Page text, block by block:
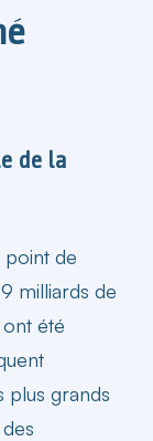
de la
de
milliards de
été
plus grands